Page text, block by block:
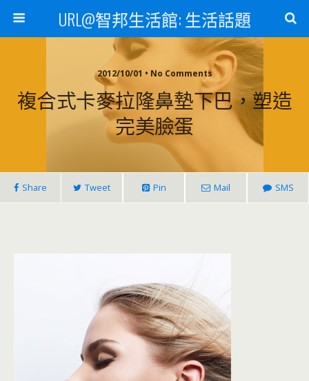
URL@智邦生活館: 生活話題
2012/10/01 • No Comments
複合式卡麥拉隆鼻墊下巴，塑造
完美臉蛋
Share Tweet Pin Mail SMS